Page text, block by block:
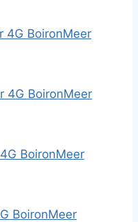
4G BoironMeer
4G BoironMeer
BoironMeer
BoironMeer